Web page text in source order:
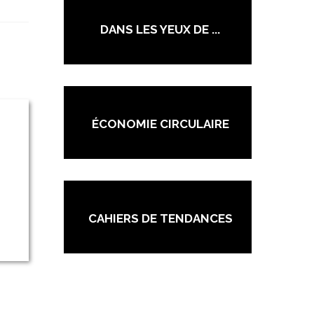
DANS LES YEUX DE ...
ÉCONOMIE CIRCULAIRE
CAHIERS DE TENDANCES